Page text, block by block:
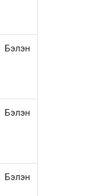
Бэлэн
Бэлэн
Бэлэн